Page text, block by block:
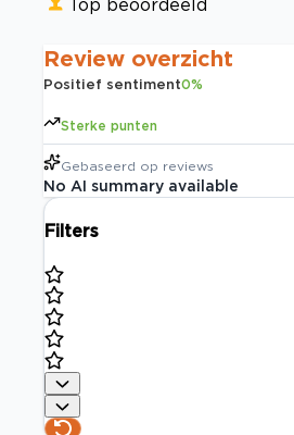
Top beoordeeld
Review overzicht
Positief sentiment0%
Sterke punten
Gebaseerd op reviews
No AI summary available
Filters